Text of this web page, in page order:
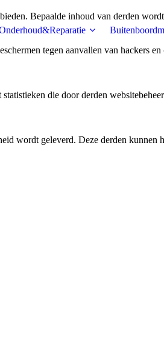
Bepaalde inhoud van derden
tegen aanvallen van hackers
die door derden
wordt geleverd. Deze derden